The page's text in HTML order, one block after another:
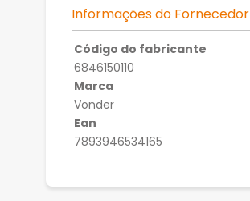
Informações do Fornecedor
Código do fabricante
6846150110
Marca
Vonder
Ean
7893946534165